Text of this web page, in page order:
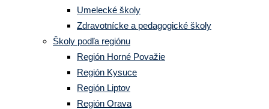
Umelecké školy
Zdravotnícke a pedagogické školy
Školy podľa regiónu
Región Horné Považie
Región Kysuce
Región Liptov
Región Orava